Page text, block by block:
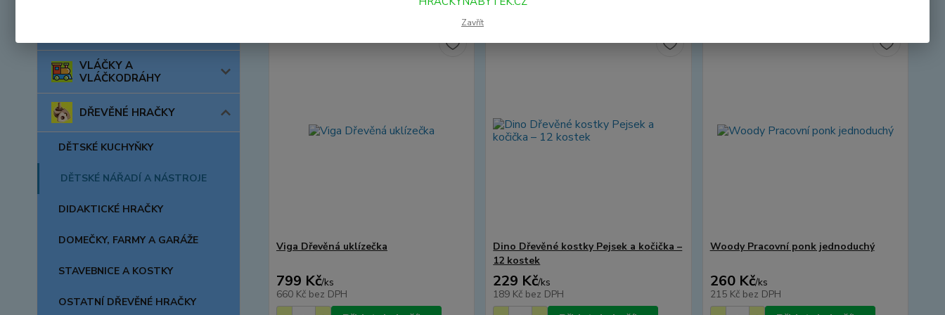
VLÁČKY A
VLÁČKODRÁHY
DŘEVĚNÉ HRAČKY
DĚTSKÉ KUCHYŇKY
DĚTSKÉ NÁŘADÍ A NÁSTROJE
DIDAKTICKÉ HRAČKY
DOMEČKY, FARMY A GARÁŽE
STAVEBNICE A KOSTKY
OSTATNÍ DŘEVĚNÉ HRAČKY
Viga Dřevěná uklízečka
799 Kč/ks
660 Kč bez DPH
Dino Dřevěné kostky Pejsek a kočička –
12 kostek
229 Kč/ks
189 Kč bez DPH
Woody Pracovní ponk jednoduchý
260 Kč/ks
215 Kč bez DPH
Zavřít